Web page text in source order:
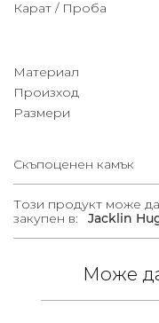
Карат / Проба
Материал
Произход
Размери
Скъпоценен камък
Този продукт може
закупен в:
Jacklin
Може